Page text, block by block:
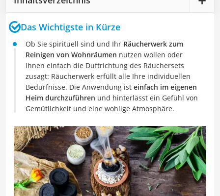
Das Wichtigste in Kürze
Ob Sie spirituell sind und Ihr Räucherwerk zum
Reinigen von Wohnräumen nutzen wollen oder
Ihnen einfach die Duftrichtung des Räuchersets
zusagt: Räucherwerk erfüllt alle Ihre individuellen
Bedürfnisse. Die Anwendung ist einfach im eigenen
Heim durchzuführen und hinterlässt ein Gefühl von
Gemütlichkeit und eine wohlige Atmosphäre.